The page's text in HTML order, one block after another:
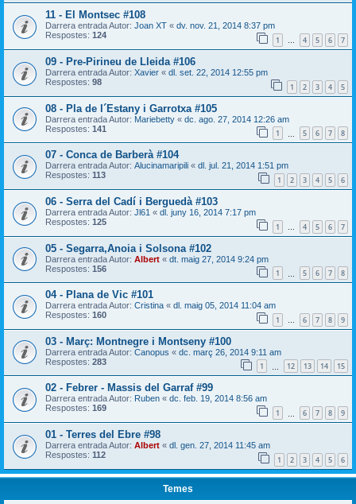
11 - El Montsec #108
Darrera entrada Autor: Joan XT « dv. nov. 21, 2014 8:37 pm
Respostes: 124 1 … 4 5 6 7
09 - Pre-Pirineu de Lleida #106
Darrera entrada Autor: Xavier « dl. set. 22, 2014 12:55 pm
Respostes: 98 1 2 3 4 5
08 - Pla de l´Estany i Garrotxa #105
Darrera entrada Autor: Mariebetty « dc. ago. 27, 2014 12:26 am
Respostes: 141 1 5 6 7 8
07 - Conca de Barberà #104
Darrera entrada Autor: Alucinamaripili « dl. jul. 21, 2014 1:51 pm
Respostes: 113 1 2 3 4 5 6
06 - Serra del Cadí i Berguedà #103
Darrera entrada Autor: Jl61 « dl. juny 16, 2014 7:17 pm
Respostes: 125 1 4 5 6 7
05 - Segarra,Anoia i Solsona #102
Darrera entrada Autor: Albert « dt. maig 27, 2014 9:24 pm
Respostes: 156 1 5 6 7 8
04 - Plana de Vic #101
Darrera entrada Autor: Cristina « dl. maig 05, 2014 11:04 am
Respostes: 160 1 … 6 7 8 9
03 - Març: Montnegre i Montseny #100
Darrera entrada Autor: Canopus « dc. març 26, 2014 9:11 am
Respostes: 283 1 12 13 14 15
02 - Febrer - Massis del Garraf #99
Darrera entrada Autor: Ruben « dc. feb. 19, 2014 8:56 am
Respostes: 169 1 6 7 8 9
01 - Terres del Ebre #98
Darrera entrada Autor: Albert « dl. gen. 27, 2014 11:45 am
Respostes: 112 1 2 3 4 5 6
Temes